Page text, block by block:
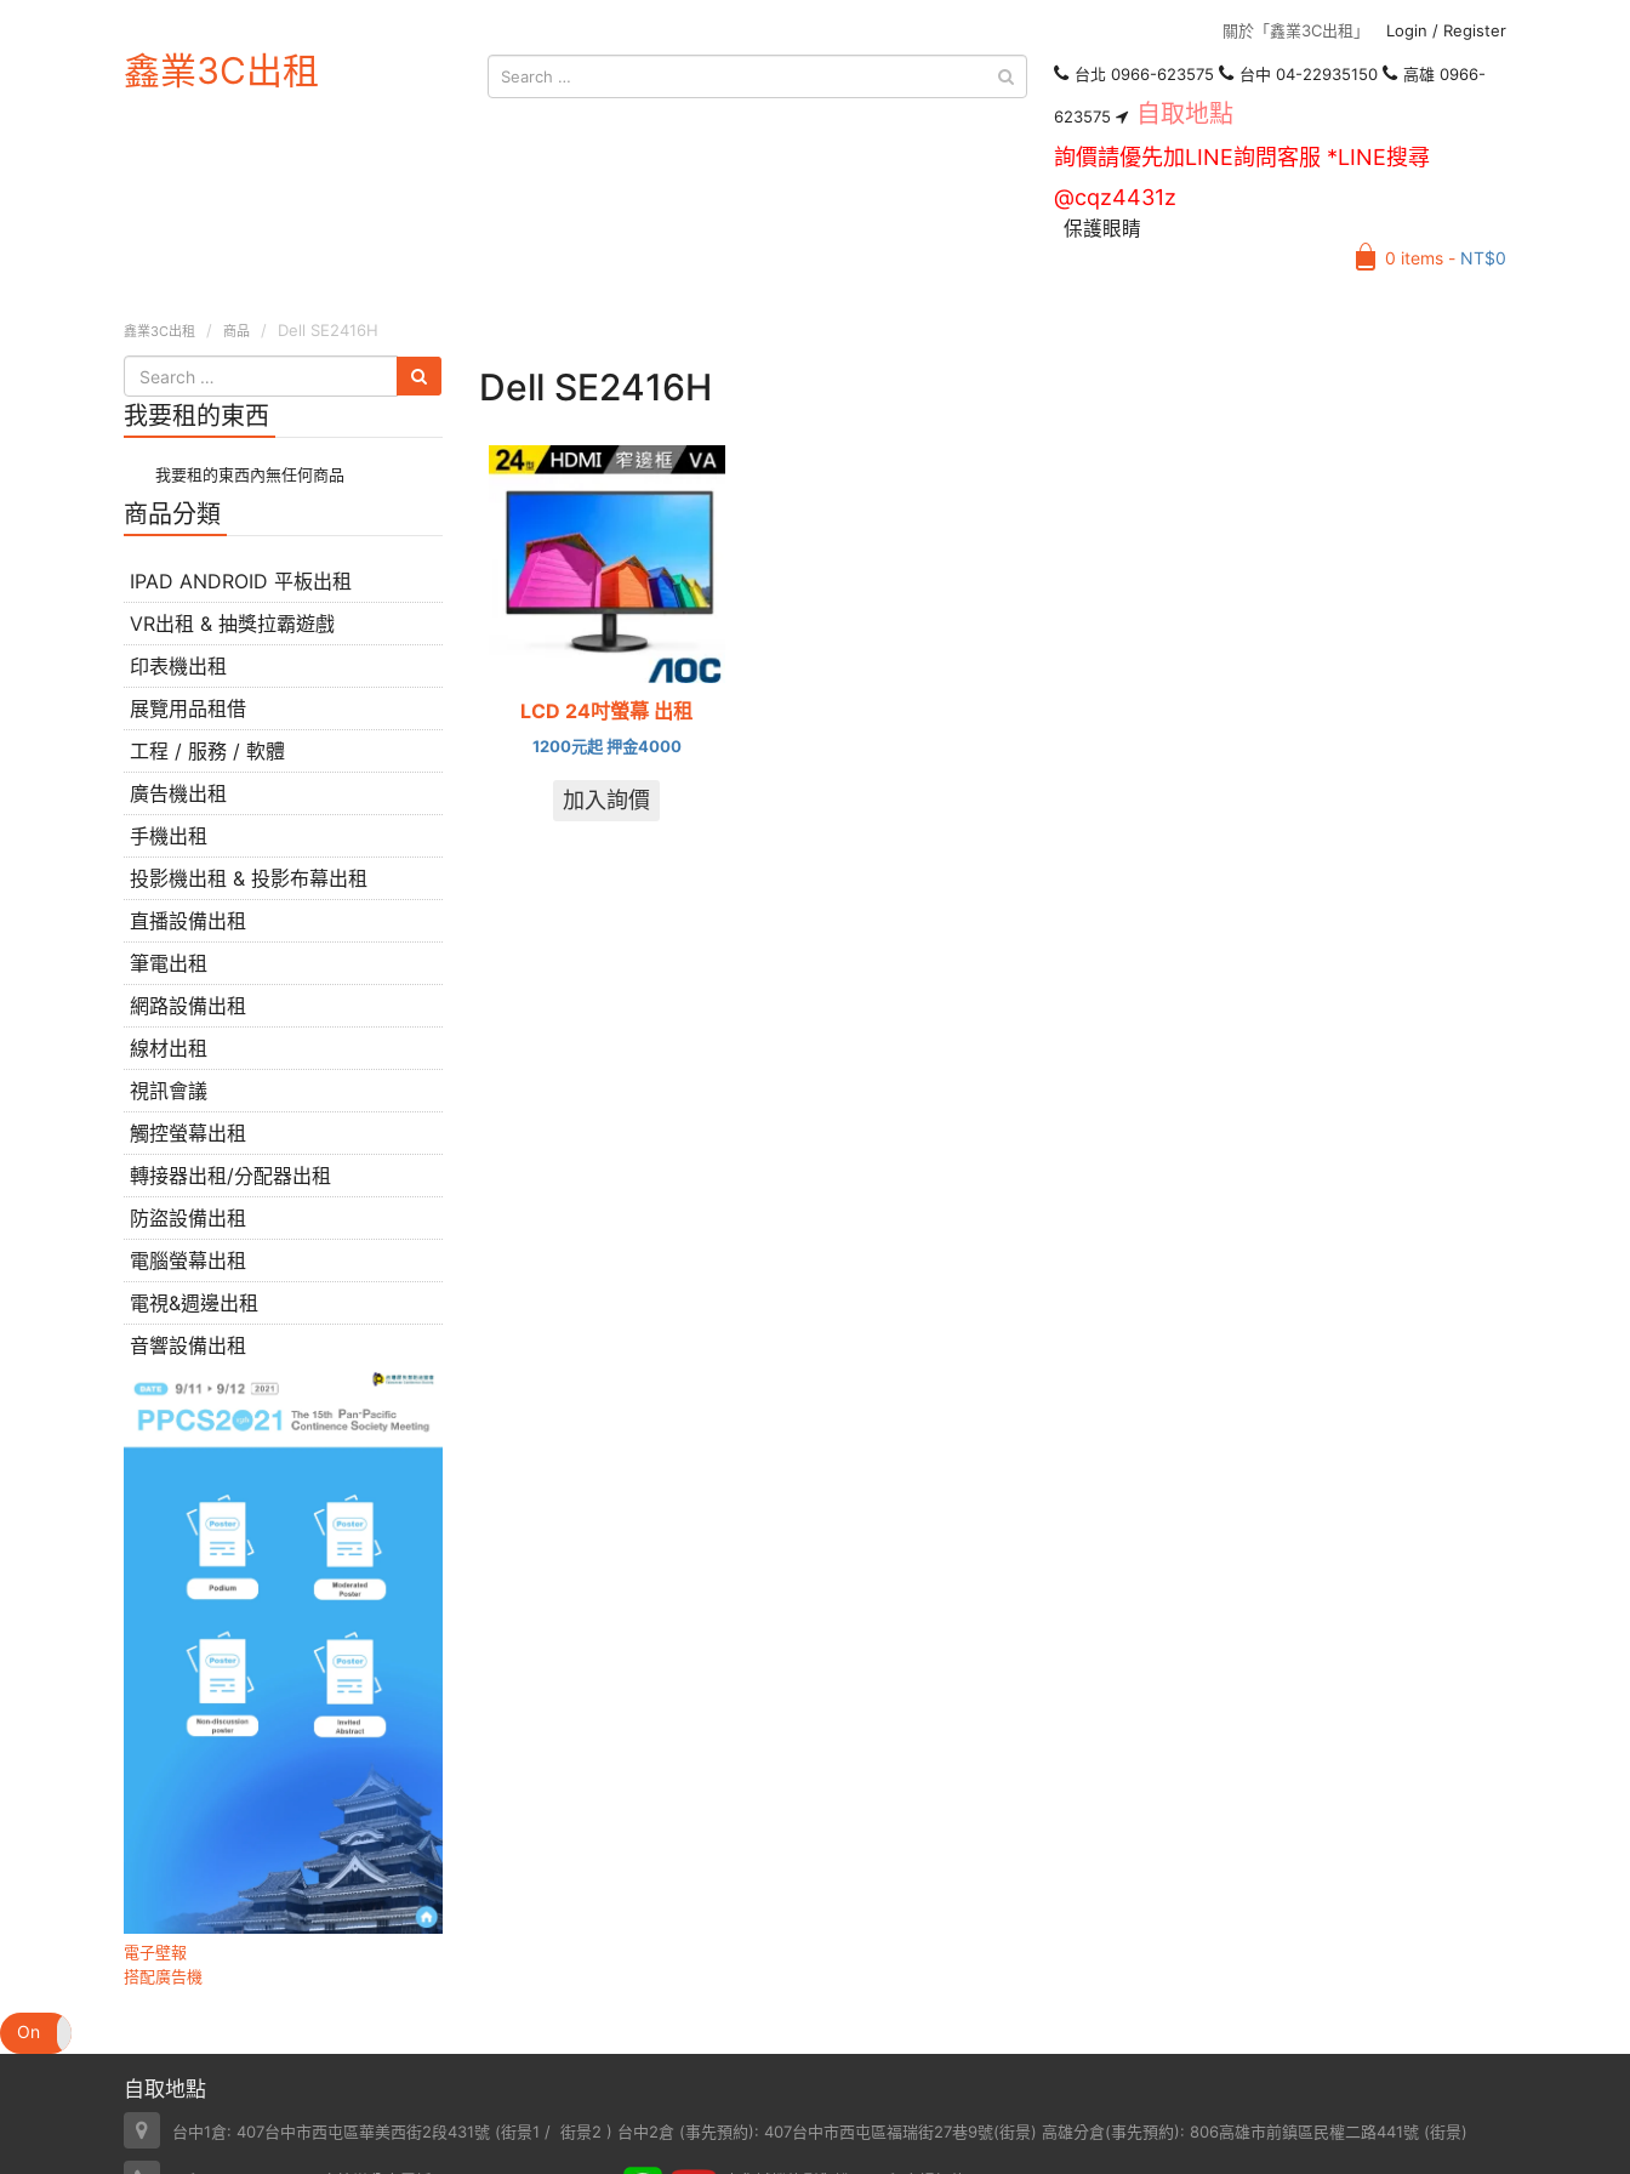
Login / Register
關於「鑫業3C出租」
鑫業3C出租 台北 0966-623575 台中 04-22935150 高雄 0966-
623575 自取地點
詢價請優先加LINE詢問客服 *LINE搜尋
@cqz4431z
保護眼睛
0 items - NT$0
鑫業3C出租 商品 Dell SE2416H
我要租的東西
我要租的東西內無任何商品
商品分類
IPAD ANDROID 平板出租
VR出租 & 抽獎拉霸遊戲
印表機出租
展覽用品租借
工程 / 服務 / 軟體
廣告機出租
手機出租
投影機出租 & 投影布幕出租
直播設備出租
筆電出租
網路設備出租
線材出租
視訊會議
觸控螢幕出租
轉接器出租/分配器出租
防盜設備出租
電腦螢幕出租
電視&週邊出租
音響設備出租
電子壁報
搭配廣告機
Dell SE2416H
LCD 24吋螢幕 出租
1200元起 押金4000
加入詢價
On
自取地點
台中1倉: 407台中市西屯區華美西街2段431號 (街景1 / 街景2 ) 台中2倉 (事先預約): 407台中市西屯區福瑞街27巷9號(街景) 高雄分倉(事先預約): 806高雄市前鎮區民權二路441號 (街景)